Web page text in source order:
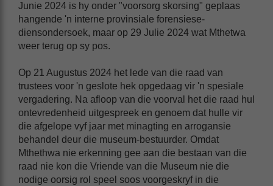
Junie 2024 is hy onder "voorsorg skorsing" geplaas
hangende 'n interne provinsiale forensiese-
diensondersoek, maar op 29 Julie 2024 wat Mthetwa
weer terug op sy pos.
Op 21 Augustus 2024 het lede van die raad van
trustees voor 'n geslote hek opgedaag vir 'n spesiale
vergadering. Na afloop van die voorval het die raad hul
ontevredenheid uitgespreek en genoem dat hulle vir
die afgelope vyf jaar met minagting en arrogansie
behandel deur die museum-bestuurder. Omdat
Mthethwa nie erkenning gee aan die bestaan van die
raad nie kon die Vriende van die Museum nie die
nodige oorsig rol speel soos voorgeskryf in die